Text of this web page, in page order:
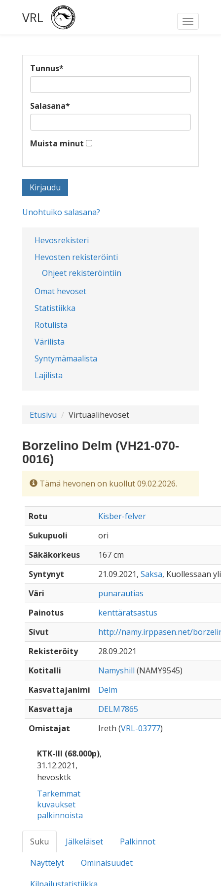
Toggle
VRL
Hevosrekisteri
Hevosten rekisteröinti
Ohjeet rekisteröintiin
Omat hevoset
Statistiikka
Rotulista
Värilista
Syntymämaalista
Lajilista
Tunnus*
Salasana*
Muista minut
Unohtuiko salasana?
Etusivu Virtuaalihevoset
Borzelino Delm (VH21-070-
0016)
Tämä hevonen on kuollut 09.02.2026.
Rotu
Kisber-felver
Sukupuoli
ori
Säkäkorkeus
167 cm
Syntynyt
21.09.2021, Saksa, Kuollessaan
Väri
punarautias
Painotus
kenttäratsastus
Sivut
http://namy.irppasen.net/
Rekisteröity
28.09.2021
Kotitalli
Namyshill (NAMY9545)
Kasvattajanimi
Delm
Kasvattaja
DELM7865
Omistajat
Ireth (VRL-03777)
KTK-III (68.000p),
31.12.2021,
hevosktk
Tarkemmat
kuvaukset
palkinnoista
Suku Jälkeläiset
Palkinnot
Näyttelyt
Ominaisuudet